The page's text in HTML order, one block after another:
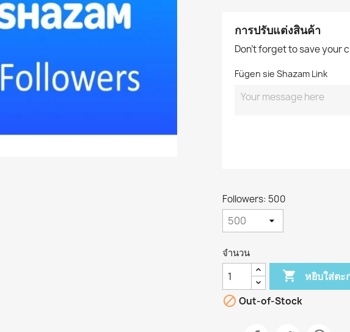
การปรับแต่งสินค้า
Don't forget to save your
Fügen sie Shazam Link
Followers: 500
จำนวน
 หยิบใส่ตะ
 Out-of-Stock